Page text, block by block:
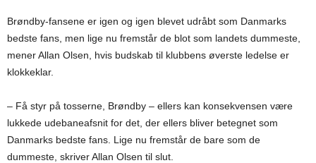
Brøndby-fansene er igen og igen blevet udråbt som Danmarks
bedste fans, men lige nu fremstår de blot som landets dummeste,
mener Allan Olsen, hvis budskab til klubbens øverste ledelse er
klokkeklar.
– Få styr på tosserne, Brøndby – ellers kan konsekvensen være
lukkede udebaneafsnit for det, der ellers bliver betegnet som
Danmarks bedste fans. Lige nu fremstår de bare som de
dummeste, skriver Allan Olsen til slut.